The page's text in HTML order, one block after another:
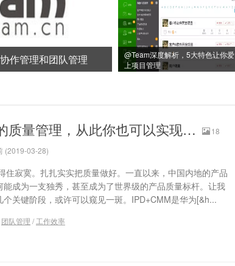
作管理和团队管理
@Team深度解析，5大特色让你爱
上项目管理
质量管理，从此你也可以实现…
18
(2019-03-28)
住寂寞。扎扎实实把质量做好。一直以来，中国内地的产品
成为一支独秀，甚至成为了世界级的产品质量标杆。让我
关键阶段，或许可以窥见一斑。IPD+CMM是华为[&h...
团队管理 / 工作效率